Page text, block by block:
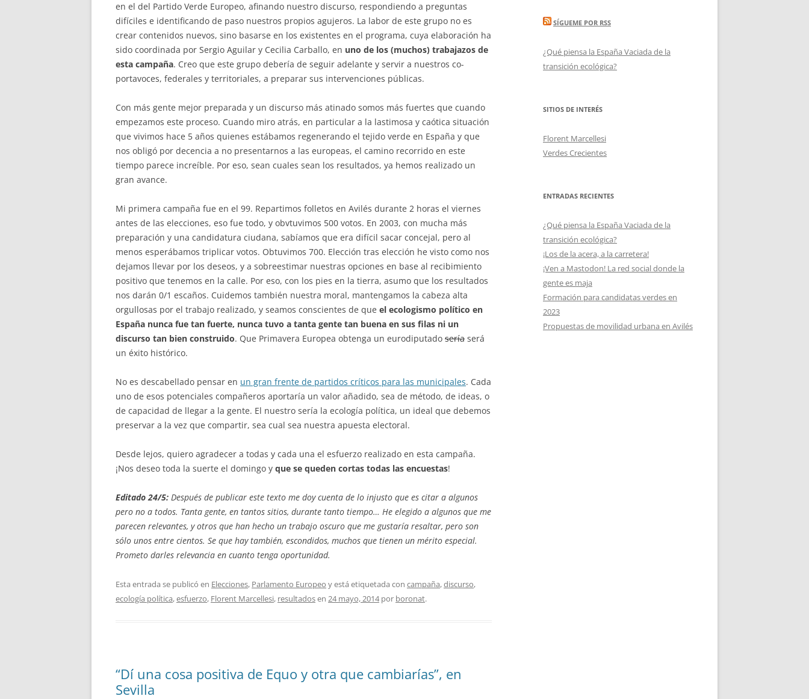
en el del Partido Verde Europeo, afinando nuestro discurso, respondiendo a preguntas
difíciles e identificando de paso nuestros propios agujeros. La labor de este grupo no es
crear contenidos nuevos, sino basarse en los existentes en el programa, cuya elaboración ha
sido coordinada por Sergio Aguilar y Cecilia Carballo, en uno de los (muchos) trabajazos de
esta campaña. Creo que este grupo debería de seguir adelante y servir a nuestros co-
portavoces, federales y territoriales, a preparar sus intervenciones públicas.
Con más gente mejor preparada y un discurso más atinado somos más fuertes que cuando
empezamos este proceso. Cuando miro atrás, en particular a la lastimosa y caótica situación
que vivimos hace 5 años quienes estábamos regenerando el tejido verde en España y que
nos obligó por decencia a no presentarnos a las europeas, el camino recorrido en este
tiempo parece increíble. Por eso, sean cuales sean los resultados, ya hemos realizado un
gran avance.
Mi primera campaña fue en el 99. Repartimos folletos en Avilés durante 2 horas el viernes
antes de las elecciones, eso fue todo, y obvtuvimos 500 votos. En 2003, con mucha más
preparación y una candidatura ciudana, sabíamos que era difícil sacar concejal, pero al
menos esperábamos triplicar votos. Obtuvimos 700. Elección tras elección he visto como nos
dejamos llevar por los deseos, y a sobreestimar nuestras opciones en base al recibimiento
positivo que tenemos en la calle. Por eso, con los pies en la tierra, asumo que los resultados
nos darán 0/1 escaños. Cuidemos también nuestra moral, mantengamos la cabeza alta
orgullosas por el trabajo realizado, y seamos conscientes de que el ecologismo político en
España nunca fue tan fuerte, nunca tuvo a tanta gente tan buena en sus filas ni un
discurso tan bien construido. Que Primavera Europea obtenga un eurodiputado sería será
un éxito histórico.
No es descabellado pensar en un gran frente de partidos críticos para las municipales. Cada
uno de esos potenciales compañeros aportaría un valor añadido, sea de método, de ideas, o
de capacidad de llegar a la gente. El nuestro sería la ecología política, un ideal que debemos
preservar a la vez que compartir, sea cual sea nuestra apuesta electoral.
Desde lejos, quiero agradecer a todas y cada una el esfuerzo realizado en esta campaña.
¡Nos deseo toda la suerte el domingo y que se queden cortas todas las encuestas!
Editado 24/5: Después de publicar este texto me doy cuenta de lo injusto que es citar a algunos
pero no a todos. Tanta gente, en tantos sitios, durante tanto tiempo… He elegido a algunos que me
parecen relevantes, y otros que han hecho un trabajo oscuro que me gustaría resaltar, pero son
sólo unos entre cientos. Se que hay también, escondidos, muchos que tienen un mérito especial.
Prometo darles relevancia en cuanto tenga oportunidad.
Esta entrada se publicó en Elecciones, Parlamento Europeo y está etiquetada con campaña,discurso,
ecología política,esfuerzo, Florent Marcellesi, resultadosen 24 mayo, 2014por boronat.
“Dí una cosa positiva de Equo y otra que cambiarías”, en
Sevilla
SÍGUEME POR RSS
¿Qué piensa la España Vaciada de la
transición ecológica?
SITIOS DE INTERÉS
Florent Marcellesi
Verdes Crecientes
ENTRADAS RECIENTES
¿Qué piensa la España Vaciada de la
transición ecológica?
¡Los de la acera, a la carretera!
¡Ven a Mastodon! La red social donde la
gente es maja
Formación para candidatas verdes en
2023
Propuestas de movilidad urbana en Avilés